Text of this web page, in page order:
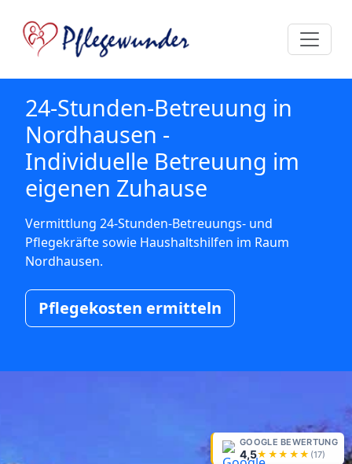
GOOGLE BEWERTUNG
4,5★★★★★ (17)
24-Stunden-Betreuung in
Nordhausen -
Individuelle Betreuung im
eigenen Zuhause
Vermittlung 24-Stunden-Betreuungs- und
Pflegekräfte sowie Haushaltshilfen im Raum
Nordhausen.
Pflegekosten ermitteln